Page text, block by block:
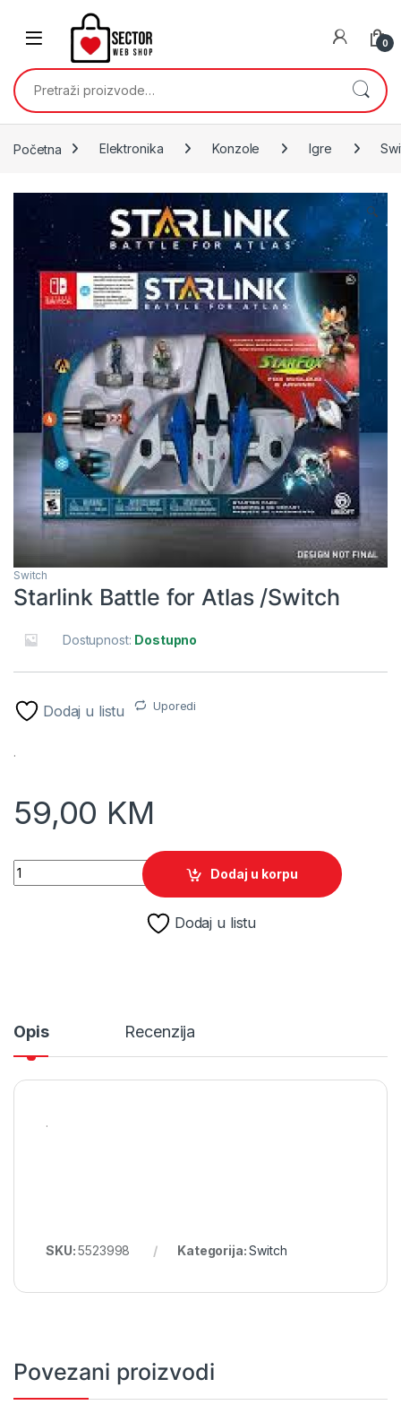
Skip to navigation
0
Pretraži:
Početna Elektronika Konzole Igre
🔍
Switch
Starlink Battle for Atlas /Switch
Dostupnost: Dostupno
Dodaj u listu Uporedi
.
59,00 KM
Starlink Battle for Atlas /Switch quantity
Dodaj u korpu
Dodaj u listu
Opis Recenzija
.
SKU:5523998 Kategorija:Switch
Povezani proizvodi